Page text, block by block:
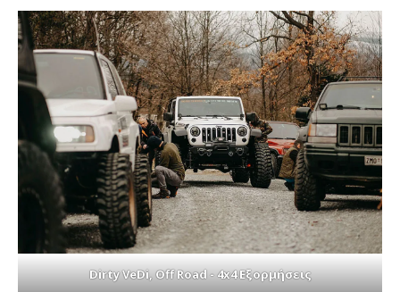
Dirty VeDi, Off Road - 4x4 Εξορμήσεις